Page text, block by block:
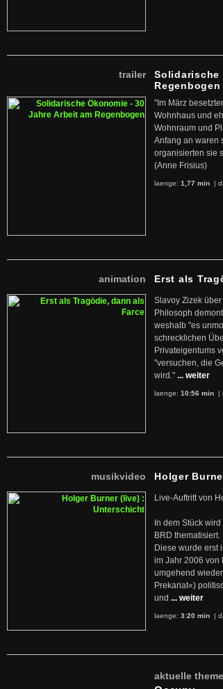
trailer
Solidarische
Regenbogen
"Im März
Wohnhaus und
Wohnraum und
Anfang an waren
organisierten sie
(Anne Frisius)
laenge: 1,77 min |
animation Erst als
Slavoy Zizek
Philosoph
weshalb "es
schrecklichen
Privateigentums
"versuchen, die
wird." ... weiter
laenge: 10:56 min |
musikvideo Holger
Live-Auftritt von
In dem Stück
BRD thematisiert.
Diese wurde erst
im Jahr 2006 von
umgehend
Prekariat«)
und ... weiter
laenge: 3:20 min |
aktuelle